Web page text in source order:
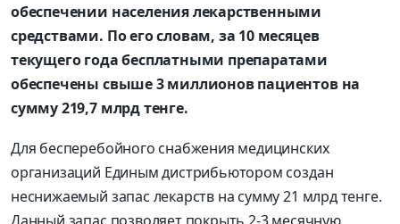
обеспечении населения лекарственными
средствами. По его словам, за 10 месяцев
текущего года бесплатными препаратами
обеспечены свыше 3 миллионов пациентов на
сумму 219,7 млрд тенге.
Для бесперебойного снабжения медицинских
организаций Единым дистрибьютором создан
неснижаемый запас лекарств на сумму 21 млрд тенге.